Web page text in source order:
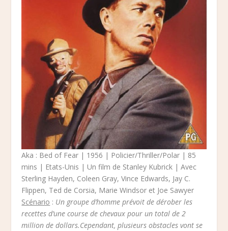
Aka : Bed of Fear | 1956 | Policier/Thriller/Polar | 85
mins | Etats-Unis | Un film de Stanley Kubrick | Avec
Sterling Hayden, Coleen Gray, Vince Edwards, Jay C.
Flippen, Ted de Corsia, Marie Windsor et Joe Sawyer
Scénario : Un groupe d’homme prévoit de dérober les
recettes d’une course de chevaux pour un total de 2
million de dollars.Cependant, plusieurs obstacles vont se